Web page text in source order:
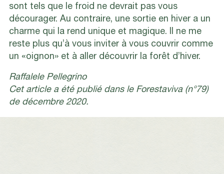
sont tels que le froid ne devrait pas vous
décourager. Au contraire, une sortie en hiver a un
charme qui la rend unique et magique. Il ne me
reste plus qu’à vous inviter à vous couvrir comme
un «oignon» et à aller découvrir la forêt d’hiver.
Raffalele Pellegrino
Cet article a été publié dans le Forestaviva (n°79)
de décembre 2020.